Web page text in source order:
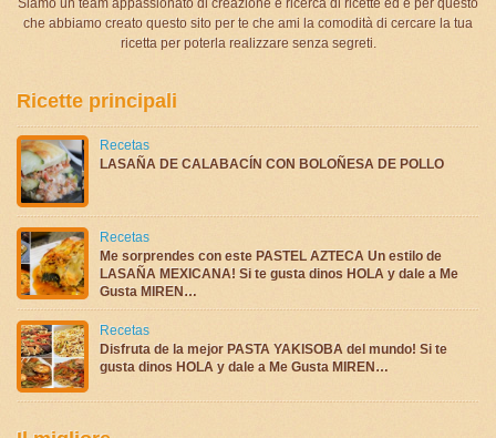
Siamo un team appassionato di creazione e ricerca di ricette ed è per questo
che abbiamo creato questo sito per te che ami la comodità di cercare la tua
ricetta per poterla realizzare senza segreti.
Ricette principali
Recetas
LASAÑA DE CALABACÍN CON BOLOÑESA DE POLLO
Recetas
Me sorprendes con este PASTEL AZTECA Un estilo de
LASAÑA MEXICANA! Si te gusta dinos HOLA y dale a Me
Gusta MIREN…
Recetas
Disfruta de la mejor PASTA YAKISOBA del mundo! Si te
gusta dinos HOLA y dale a Me Gusta MIREN…